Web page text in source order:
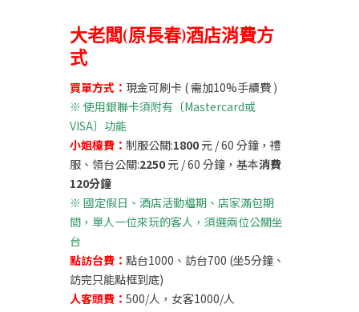
大老闆(原長春)酒店消費方
式
買單方式： 現金可刷卡 ( 需加10%手續費 )
※ 使用銀聯卡須附有〔Mastercard或
VISA〕功能
小姐檯費： 制服公關:1800元 / 60 分鐘，禮
服、領台公關:2250元 / 60 分鐘，基本消費
120分鐘
※ 國定假日、酒店活動檔期、店家滿包期
間，單人一位來玩的客人，須選兩位公關坐
台
點訪台費： 點台1000、訪台700 (坐5分鐘、
訪完只能點框到底)
人客頭費： 500/人，女客1000/人